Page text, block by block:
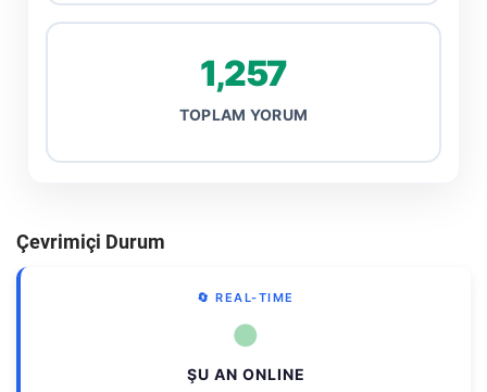
1,257
TOPLAM YORUM
Çevrimiçi Durum
🔄 REAL-TIME
●
ŞU AN ONLINE